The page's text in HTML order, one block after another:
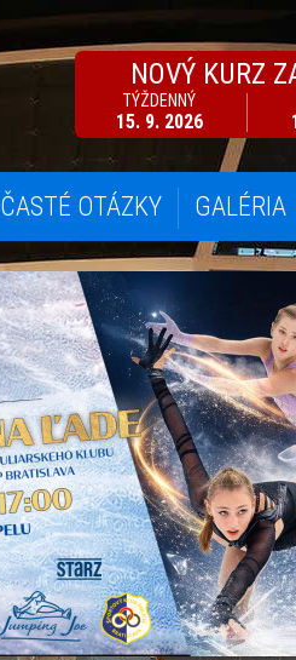
NOVÝ KURZ
TÝŽDENNÝ
15. 9. 2026
ČASTÉ OTÁZKY GALÉRIA